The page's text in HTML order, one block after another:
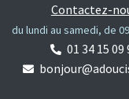
Contactez-
du lundi au samedi, de
01 34 15 09